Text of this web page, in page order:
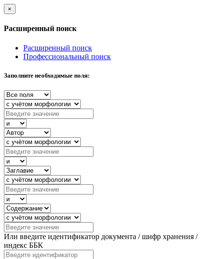
×
Расширенный поиск
Расширенный поиск
Профессиональный поиск
Заполните необходимые поля:
Или введите идентификатор документа / шифр хранения /
индекс ББК